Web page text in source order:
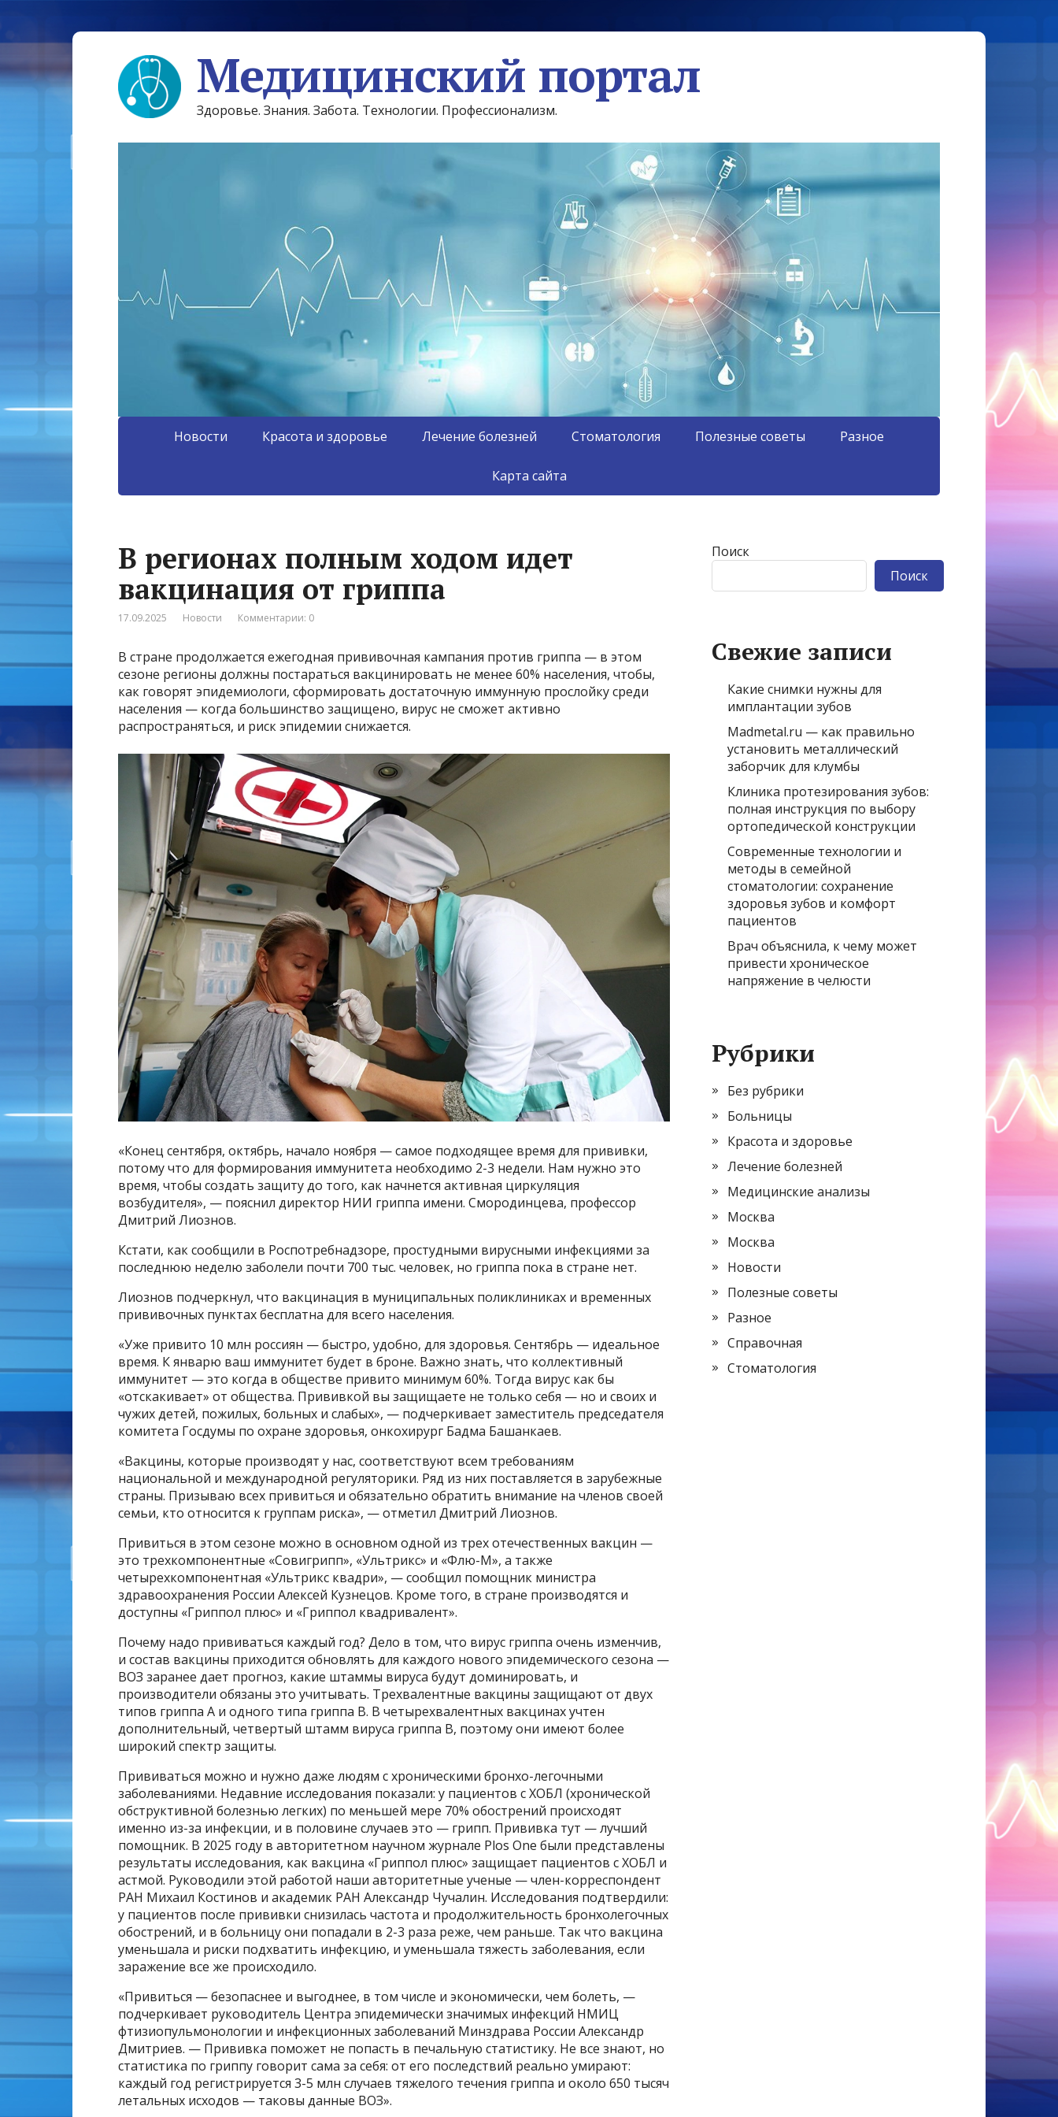
Медицинский портал
Здоровье. Знания. Забота. Технологии. Профессионализм.
Новости Красота и здоровье Лечение болезней Стоматология Полезные советы Разное
Карта сайта
В регионах полным ходом идет
вакцинация от гриппа
17.09.2025 Новости Комментарии: 0
В стране продолжается ежегодная прививочная кампания против гриппа — в этом
сезоне регионы должны постараться вакцинировать не менее 60% населения, чтобы,
как говорят эпидемиологи, сформировать достаточную иммунную прослойку среди
населения — когда большинство защищено, вирус не сможет активно
распространяться, и риск эпидемии снижается.
«Конец сентября, октябрь, начало ноября — самое подходящее время для прививки,
потому что для формирования иммунитета необходимо 2-3 недели. Нам нужно это
время, чтобы создать защиту до того, как начнется активная циркуляция
возбудителя», — пояснил директор НИИ гриппа имени. Смородинцева, профессор
Дмитрий Лиознов.
Кстати, как сообщили в Роспотребнадзоре, простудными вирусными инфекциями за
последнюю неделю заболели почти 700 тыс. человек, но гриппа пока в стране нет.
Лиознов подчеркнул, что вакцинация в муниципальных поликлиниках и временных
прививочных пунктах бесплатна для всего населения.
«Уже привито 10 млн россиян — быстро, удобно, для здоровья. Сентябрь — идеальное
время. К январю ваш иммунитет будет в броне. Важно знать, что коллективный
иммунитет — это когда в обществе привито минимум 60%. Тогда вирус как бы
«отскакивает» от общества. Прививкой вы защищаете не только себя — но и своих и
чужих детей, пожилых, больных и слабых», — подчеркивает заместитель председателя
комитета Госдумы по охране здоровья, онкохирург Бадма Башанкаев.
«Вакцины, которые производят у нас, соответствуют всем требованиям
национальной и международной регуляторики. Ряд из них поставляется в зарубежные
страны. Призываю всех привиться и обязательно обратить внимание на членов своей
семьи, кто относится к группам риска», — отметил Дмитрий Лиознов.
Привиться в этом сезоне можно в основном одной из трех отечественных вакцин —
это трехкомпонентные «Совигрипп», «Ультрикс» и «Флю-М», а также
четырехкомпонентная «Ультрикс квадри», — сообщил помощник министра
здравоохранения России Алексей Кузнецов. Кроме того, в стране производятся и
доступны «Гриппол плюс» и «Гриппол квадривалент».
Почему надо прививаться каждый год? Дело в том, что вирус гриппа очень изменчив,
и состав вакцины приходится обновлять для каждого нового эпидемического сезона —
ВОЗ заранее дает прогноз, какие штаммы вируса будут доминировать, и
производители обязаны это учитывать. Трехвалентные вакцины защищают от двух
типов гриппа А и одного типа гриппа В. В четырехвалентных вакцинах учтен
дополнительный, четвертый штамм вируса гриппа В, поэтому они имеют более
широкий спектр защиты.
Прививаться можно и нужно даже людям с хроническими бронхо-легочными
заболеваниями. Недавние исследования показали: у пациентов с ХОБЛ (хронической
обструктивной болезнью легких) по меньшей мере 70% обострений происходят
именно из-за инфекции, и в половине случаев это — грипп. Прививка тут — лучший
помощник. В 2025 году в авторитетном научном журнале Plos One были представлены
результаты исследования, как вакцина «Гриппол плюс» защищает пациентов с ХОБЛ и
астмой. Руководили этой работой наши авторитетные ученые — член-корреспондент
РАН Михаил Костинов и академик РАН Александр Чучалин. Исследования подтвердили:
у пациентов после прививки снизилась частота и продолжительность бронхолегочных
обострений, и в больницу они попадали в 2-3 раза реже, чем раньше. Так что вакцина
уменьшала и риски подхватить инфекцию, и уменьшала тяжесть заболевания, если
заражение все же происходило.
«Привиться — безопаснее и выгоднее, в том числе и экономически, чем болеть, —
подчеркивает руководитель Центра эпидемически значимых инфекций НМИЦ
фтизиопульмонологии и инфекционных заболеваний Минздрава России Александр
Дмитриев. — Прививка поможет не попасть в печальную статистику. Не все знают, но
статистика по гриппу говорит сама за себя: от его последствий реально умирают:
каждый год регистрируется 3-5 млн случаев тяжелого течения гриппа и около 650 тысяч
летальных исходов — таковы данные ВОЗ».
Поиск
Поиск
Свежие записи
Какие снимки нужны для
имплантации зубов
Madmetal.ru — как правильно
установить металлический
заборчик для клумбы
Клиника протезирования зубов:
полная инструкция по выбору
ортопедической конструкции
Современные технологии и
методы в семейной
стоматологии: сохранение
здоровья зубов и комфорт
пациентов
Врач объяснила, к чему может
привести хроническое
напряжение в челюсти
Рубрики
Без рубрики
Больницы
Красота и здоровье
Лечение болезней
Медицинские анализы
Москва
Москва
Новости
Полезные советы
Разное
Справочная
Стоматология